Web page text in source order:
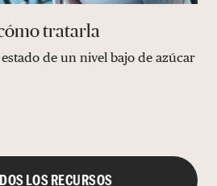
tratarla
de un nivel bajo de azúcar
LOS RECURSOS